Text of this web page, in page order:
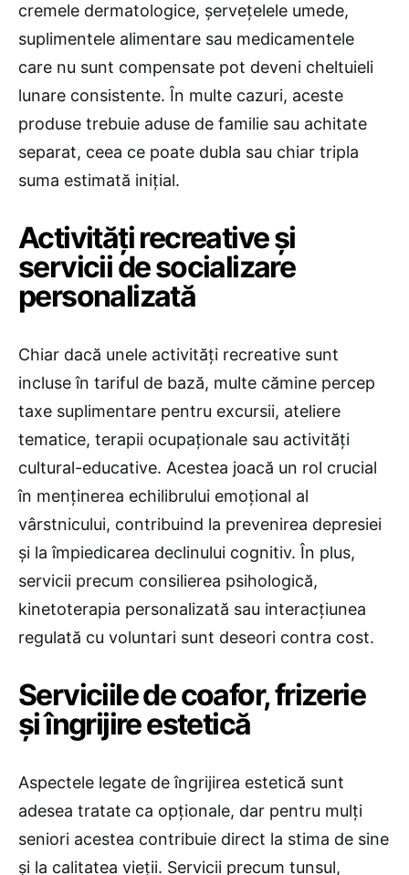
cremele dermatologice, șervețelele umede,
suplimentele alimentare sau medicamentele
care nu sunt compensate pot deveni cheltuieli
lunare consistente. În multe cazuri, aceste
produse trebuie aduse de familie sau achitate
separat, ceea ce poate dubla sau chiar tripla
suma estimată inițial.
Activități recreative și
servicii de socializare
personalizată
Chiar dacă unele activități recreative sunt
incluse în tariful de bază, multe cămine percep
taxe suplimentare pentru excursii, ateliere
tematice, terapii ocupaționale sau activități
cultural-educative. Acestea joacă un rol crucial
în menținerea echilibrului emoțional al
vârstnicului, contribuind la prevenirea depresiei
și la împiedicarea declinului cognitiv. În plus,
servicii precum consilierea psihologică,
kinetoterapia personalizată sau interacțiunea
regulată cu voluntari sunt deseori contra cost.
Serviciile de coafor, frizerie
și îngrijire estetică
Aspectele legate de îngrijirea estetică sunt
adesea tratate ca opționale, dar pentru mulți
seniori acestea contribuie direct la stima de sine
și la calitatea vieții. Servicii precum tunsul,